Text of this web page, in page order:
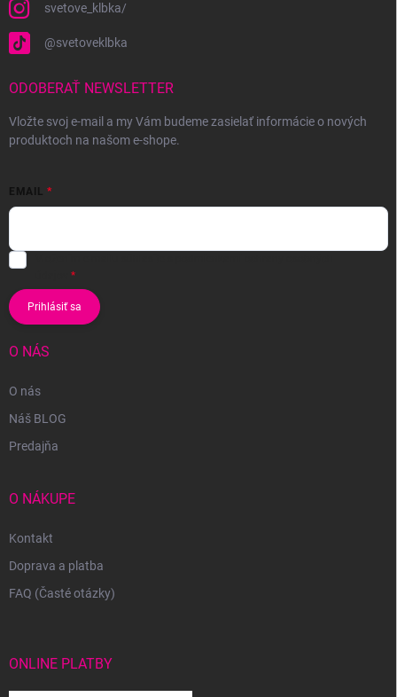
svetove_klbka/
@svetoveklbka
ODOBERAŤ NEWSLETTER
Vložte svoj e-mail a my Vám budeme zasielať informácie o nových
produktoch na našom e-shope.
EMAIL
Prihlásiť sa
O NÁS
O nás
Náš BLOG
Predajňa
O NÁKUPE
Kontakt
Doprava a platba
FAQ (Časté otázky)
ONLINE PLATBY